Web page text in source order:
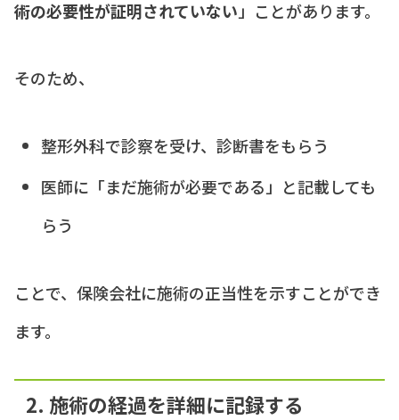
術の必要性が証明されていない 」ことがあります。
そのため、
整形外科で診察を受け、診断書をもらう
医師に「まだ施術が必要である」と記載しても
らう
ことで、保険会社に施術の正当性を示すことができ
ます。
2. 施術の経過を詳細に記録する